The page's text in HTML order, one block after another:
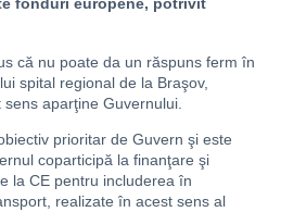
fonduri europene, potrivit
că nu poate da un răspuns ferm în
spital regional de la Braşov,
aparţine Guvernului.
prioritar de Guvern şi este
coparticipă la finanţare şi
la CE pentru includerea în
realizate în acest sens al